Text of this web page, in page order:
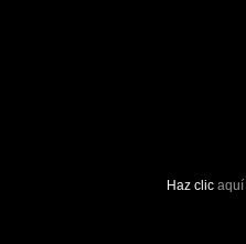
Haz clic aquí